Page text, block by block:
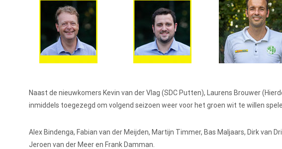
Naast de nieuwkomers Kevin van der Vlag (SDC Putten), Laurens Brouwer
inmiddels toegezegd om volgend seizoen weer voor het groen wit te willen
Alex Bindenga, Fabian van der Meijden, Martijn Timmer, Bas Maljaars, Dirk van
Jeroen van der Meer en Frank Damman.